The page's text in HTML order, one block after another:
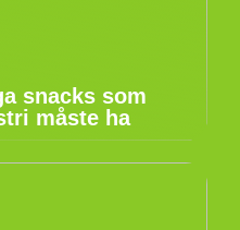
snacks som
måste ha